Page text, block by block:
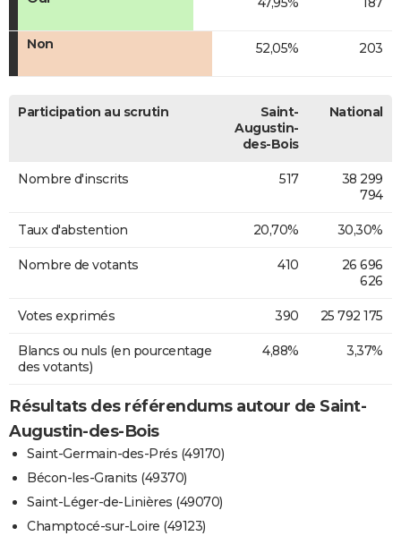
Non 52,05% 203
Participation au scrutin
Saint-
Augustin-
des-Bois
National
Nombre d'inscrits 517
38 299
794
Taux d'abstention 20,70% 30,30%
Nombre de votants 410
26 696
626
Votes exprimés 390 25 792 175
Blancs ou nuls (en pourcentage
des votants)
4,88% 3,37%
Résultats des référendums autour de Saint-
Augustin-des-Bois
Saint-Germain-des-Prés (49170)
Bécon-les-Granits (49370)
Saint-Léger-de-Linières (49070)
Champtocé-sur-Loire (49123)